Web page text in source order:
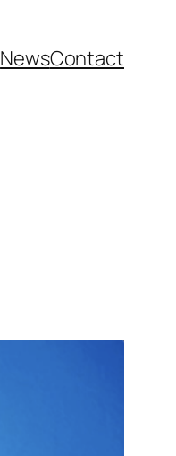
NewsContact